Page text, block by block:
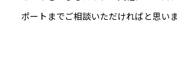
ポートまでご相談いただければと思いま